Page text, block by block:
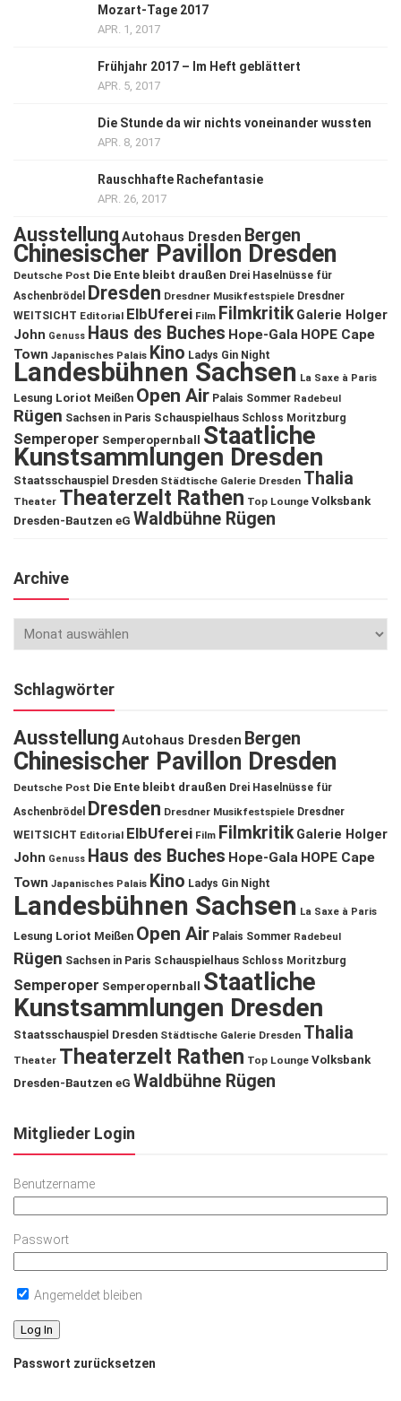
Mozart-Tage 2017
APR. 1, 2017
Frühjahr 2017 – Im Heft geblättert
APR. 5, 2017
Die Stunde da wir nichts voneinander wussten
APR. 8, 2017
Rauschhafte Rachefantasie
APR. 26, 2017
Ausstellung Autohaus Dresden Bergen
Chinesischer Pavillon Dresden
Deutsche Post Die Ente bleibt draußen Drei Haselnüsse für
Aschenbrödel
Dresden Dresdner Musikfestspiele Dresdner
WEITSICHT Editorial ElbUferei Film Filmkritik Galerie Holger
John Genuss Haus des Buches Hope-Gala HOPE Cape
Town Japanisches Palais Kino Ladys Gin Night
Landesbühnen Sachsen La Saxe à Paris
Lesung Loriot Meißen Open Air Palais Sommer Radebeul
Rügen Sachsen in Paris Schauspielhaus Schloss Moritzburg
Semperoper Semperopernball Staatliche
Kunstsammlungen Dresden
Staatsschauspiel Dresden Städtische Galerie Dresden Thalia
Theater Theaterzelt Rathen Top Lounge Volksbank
Dresden-Bautzen eG Waldbühne Rügen
Archive
Schlagwörter
Ausstellung Autohaus Dresden Bergen
Chinesischer Pavillon Dresden
Deutsche Post Die Ente bleibt draußen Drei Haselnüsse für
Aschenbrödel
Dresden Dresdner Musikfestspiele Dresdner
WEITSICHT Editorial ElbUferei Film Filmkritik Galerie Holger
John Genuss Haus des Buches Hope-Gala HOPE Cape
Town Japanisches Palais Kino Ladys Gin Night
Landesbühnen Sachsen La Saxe à Paris
Lesung Loriot Meißen Open Air Palais Sommer Radebeul
Rügen Sachsen in Paris Schauspielhaus Schloss Moritzburg
Semperoper Semperopernball
Staatliche
Kunstsammlungen Dresden
Staatsschauspiel Dresden Städtische Galerie Dresden Thalia
Theater Theaterzelt Rathen Top Lounge Volksbank
Dresden-Bautzen eG Waldbühne Rügen
Mitglieder Login
Benutzername
Passwort
Angemeldet bleiben
Passwort zurücksetzen